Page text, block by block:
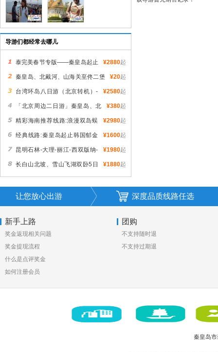
导游们都经常去哪儿
¥2880起
泰完美春节专版——秦皇岛起止
曼谷巴厘岛七日深度游 ¥20起
秦皇岛、北戴河、山海关至佟二堡
海宁皮草城购物一日游 ¥2580起
台湾环岛八日游（北京转机）-
秦皇岛人特惠台湾游 ¥380起
「北京周边二日游」秦皇岛、北
戴河、南戴河、黄金海岸、碧螺塔酒吧公
园、奥林匹克公园、山海关、老龙头
¥2980起
精彩海南推荐线路:浪漫双岛蜈
支洲猴岛双飞6日游 ¥1600起
经典线路:秦皇岛起止韩国郁金
香游轮七日游 ¥1980起
昆明石林-大理-丽江-西双版纳-
精品八晚九天品质休闲游＞经典景点精品
游
¥1880起
长白山北坡、雪山飞湖双卧5日
游
让您放心出游 深度品质线路任选
新手上路
奖金返现相关问题
奖金提现流程
什么是点评奖金
如何注册会员
团购
不支持随时退
不支持过期退
秦皇岛